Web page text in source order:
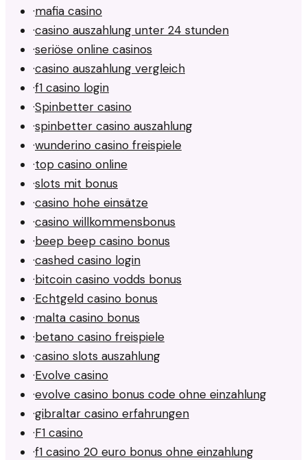
·mafia casino
·casino auszahlung unter 24 stunden
·seriöse online casinos
·casino auszahlung vergleich
·f1 casino login
·Spinbetter casino
·spinbetter casino auszahlung
·wunderino casino freispiele
·top casino online
·slots mit bonus
·casino hohe einsätze
·casino willkommensbonus
·beep beep casino bonus
·cashed casino login
·bitcoin casino vodds bonus
·Echtgeld casino bonus
·malta casino bonus
·betano casino freispiele
·casino slots auszahlung
·Evolve casino
·evolve casino bonus code ohne einzahlung
·gibraltar casino erfahrungen
·F1 casino
·f1 casino 20 euro bonus ohne einzahlung